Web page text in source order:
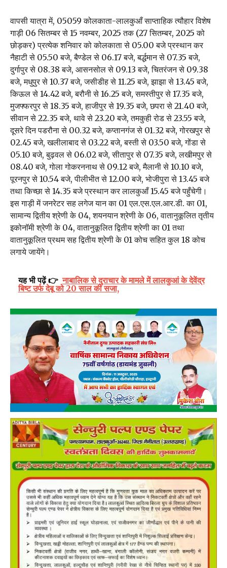
वापसी यात्रा में, 05059 कोलकाता-लालकुआँ साप्ताहिक त्यौहार विशेष
गाड़ी 06 सितम्बर से 15 नवम्बर, 2025 तक (27 सितम्बर, 2025 को
छोड़कर) प्रत्येक शनिवार को कोलकाता से 05.00 बजे प्रस्थान कर
नैहाटी से 05.50 बजे, बैण्डेल से 06.17 बजे, बर्द्धमान से 07.35 बजे,
दुर्गापुर से 08.38 बजे, आसनसोल से 09.13 बजे, चितरंजन से 09.38
बजे, मधुपुर से 10.37 बजे, जसीडीह से 11.25 बजे, झाझा से 13.45 बजे,
किऊल से 14.42 बजे, बरौनी से 16.25 बजे, समस्तीपुर से 17.35 बजे,
मुजफ्फरपुर से 18.35 बजे, हाजीपुर से 19.35 बजे, छपरा से 21.40 बजे,
सीवान से 22.35 बजे, थावे से 23.20 बजे, तमकुही रोड से 23.55 बजे,
दूसरे दिन पडरौना से 00.32 बजे, कप्तानगंज से 01.32 बजे, गोरखपुर से
02.45 बजे, खलीलाबाद से 03.22 बजे, बस्ती से 03.50 बजे, गोंडा से
05.10 बजे, बुढ़वल से 06.02 बजे, सीतापुर से 07.35 बजे, लखीमपुर से
08.40 बजे, गोला गोकरननाथ से 09.12 बजे, मैलानी से 10.10 बजे,
पूरनपुर से 10.54 बजे, पीलीभीत से 12.00 बजे, भोजीपुरा से 13.45 बजे
तथा किच्छा से 14.35 बजे प्रस्थान कर लालकुआँ 15.45 बजे पहुँचेगी।
इस गाड़ी में जनरेटर सह लगेज यान का 01 एल.एस.एल.आर.डी. का 01,
सामान्य द्वितीय श्रेणी के 04, शयनयान श्रेणी के 06, वातानुकूलित तृतीय
इकोनाॅमी श्रेणी के 04, वातानुकूलित द्वितीय श्रेणी का 01 तथा
वातानुकूलित प्रथम सह द्वितीय श्रेणी के 01 कोच सहित कुल 18 कोच
लगाये जायेंगे।
यह भी पढ़ें 👉 नाबालिक से दुराचार के मामले में लालकुआं के देवेंद्र
बिष्ट उर्फ देबू को 20 साल की सजा,